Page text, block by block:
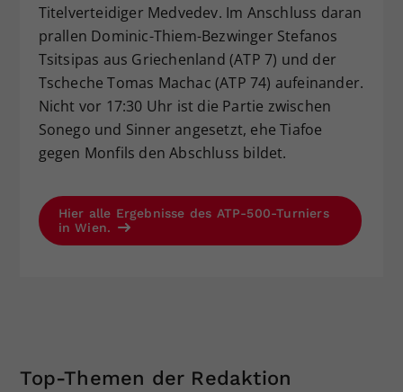
Titelverteidiger Medvedev. Im Anschluss daran
prallen Dominic-Thiem-Bezwinger Stefanos
Tsitsipas aus Griechenland (ATP 7) und der
Tscheche Tomas Machac (ATP 74) aufeinander.
Nicht vor 17:30 Uhr ist die Partie zwischen
Sonego und Sinner angesetzt, ehe Tiafoe
gegen Monfils den Abschluss bildet.
Hier alle Ergebnisse des ATP-500-Turniers
in Wien.
Top-Themen der Redaktion